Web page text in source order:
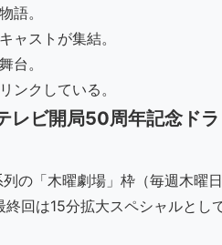
語。
ャストが集結。
台。
ンクしている。
レビ開局50周年記念ドラ
の「木曜劇場」枠（毎週木曜日
回は15分拡大スペシャルとし